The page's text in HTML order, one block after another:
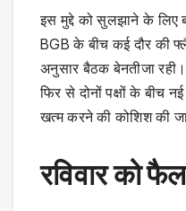
इस मुद्दे को सुलझाने के लिए
BGB के बीच कई दौर की
अनुसार बैठक बेनतीजा
फिर से दोनों पक्षों के बीच
खत्म करने की कोशिश की
रविवार को